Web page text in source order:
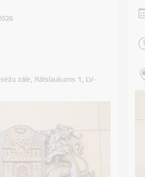
zāle, Rātslaukums 1, LV-